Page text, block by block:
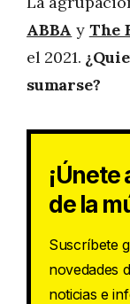
ABBA y The
el 2021.
sumarse?
¡Únete
de la
Suscríbete
novedades
noticias e